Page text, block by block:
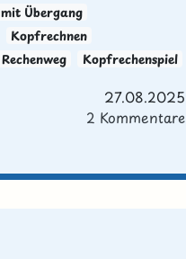
mit Übergang
Kopfrechnen
Rechenweg Kopfrechenspiel
27.08.2025
2 Kommentare